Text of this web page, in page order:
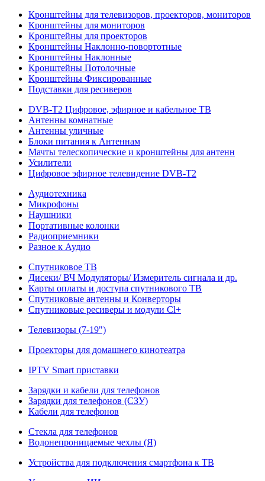
Кронштейны для телевизоров, проекторов, мониторов
Кронштейны для мониторов
Кронштейны для проекторов
Кронштейны Наклонно-повортотные
Кронштейны Наклонные
Кронштейны Потолочные
Кронштейны Фиксированные
Подставки для ресиверов
DVB-T2 Цифровое, эфирное и кабельное ТВ
Антенны комнатные
Антенны уличные
Блоки питания к Антеннам
Мачты телескопические и кронштейны для антенн
Усилители
Цифровое эфирное телевидение DVB-Т2
Аудиотехника
Микрофоны
Наушники
Портативные колонки
Радиоприемники
Разное к Аудио
Спутниковое ТВ
Дисеки/ ВЧ Модуляторы/ Измеритель сигнала и др.
Карты оплаты и доступа спутникового ТВ
Спутниковые антенны и Конверторы
Спутниковые ресиверы и модули Cl+
Телевизоры (7-19")
Проекторы для домашнего кинотеатра
IPTV Smart приставки
Зарядки и кабели для телефонов
Зарядки для телефонов (СЗУ)
Кабели для телефонов
Стекла для телефонов
Водонепроницаемые чехлы (Я)
Устройства для подключения смартфона к ТВ